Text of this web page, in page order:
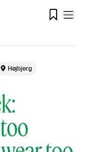

 Højbjerg